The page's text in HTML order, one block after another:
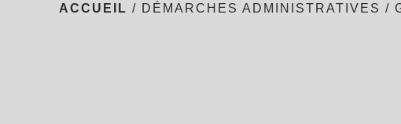
ACCUEIL / DÉMARCHES ADMINISTRATIVES /